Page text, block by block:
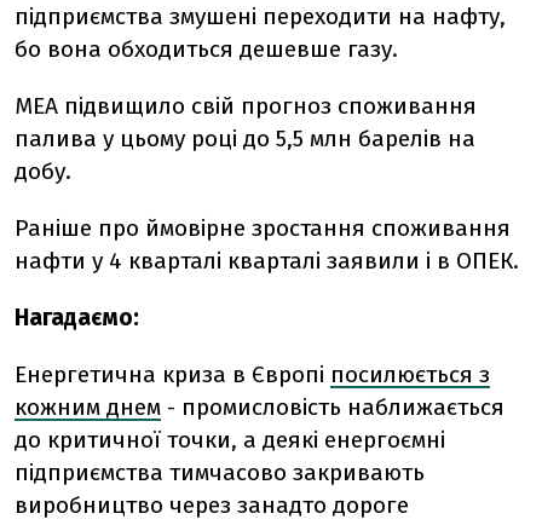
підприємства змушені переходити на нафту,
бо вона обходиться дешевше газу.
МЕА підвищило свій прогноз споживання
палива у цьому році до 5,5 млн барелів на
добу.
Раніше про ймовірне зростання споживання
нафти у 4 кварталі кварталі заявили і в ОПЕК.
Нагадаємо:
Енергетична криза в Європі посилюється з
кожним днем - промисловість наближається
до критичної точки, а деякі енергоємні
підприємства тимчасово закривають
виробництво через занадто дороге